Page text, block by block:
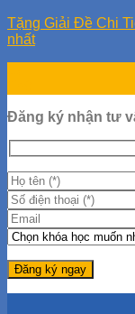
Tặng Giải Đề Chi
nhất
Đăng ký nhận tư